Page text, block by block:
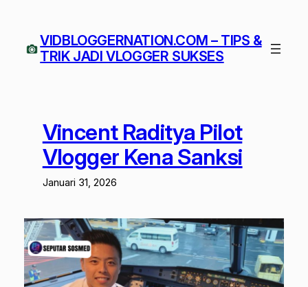
konten VIDBLOGGERNATION.COM – TIPS &
TRIK JADI VLOGGER SUKSES
Vincent Raditya Pilot
Vlogger Kena Sanksi
Januari 31, 2026